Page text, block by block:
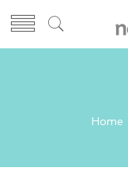
Home